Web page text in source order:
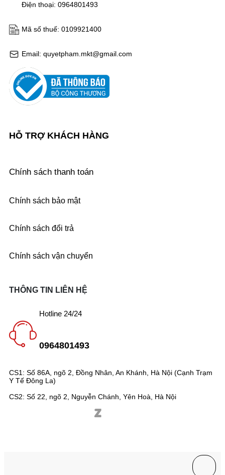
Email: quyetpham.mkt@gmail.com
Mã số thuế: 0109921400
Điện thoại: 0964801493
HỖ TRỢ KHÁCH HÀNG
Chính sách thanh toán
Chính sách bảo mật
Chính sách đổi trả
Chính sách vận chuyển
CS1: Số 86A, ngõ 2, Đồng Nhân, An Khánh, Hà Nội (Cạnh Trạm
Y Tế Đông La)
CS2: Số 22, ngõ 2, Nguyễn Chánh, Yên Hoà, Hà Nội
THÔNG TIN LIÊN HỆ
Hotline 24/24
0964801493